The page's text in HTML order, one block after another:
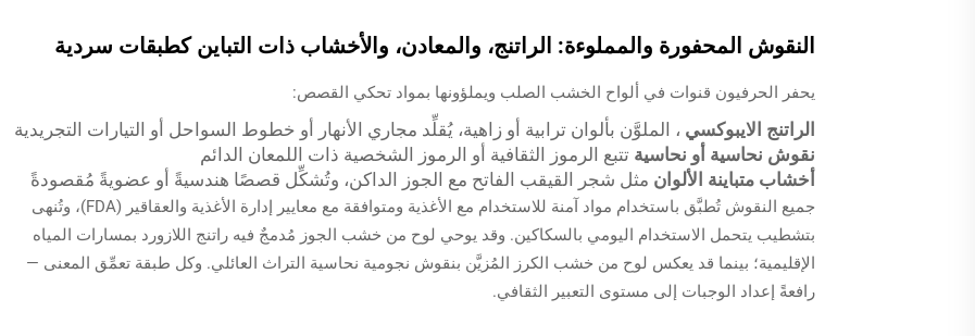
النقوش المحفورة والمملوءة: الراتنج، والمعادن، والأخشاب ذات التباين كطبقات سردية
يحفر الحرفيون قنوات في ألواح الخشب الصلب ويملؤونها بمواد تحكي القصص:
الراتنج الايبوكسي ، الملوَّن بألوان ترابية أو زاهية، يُقلِّد مجاري الأنهار أو خطوط السواحل أو التيارات التجريدية
نقوش نحاسية أو نحاسية تتبع الرموز الثقافية أو الرموز الشخصية ذات اللمعان الدائم
أخشاب متباينة الألوان مثل شجر القيقب الفاتح مع الجوز الداكن، وتُشكِّل قصصًا هندسيةً أو عضويةً مُقصودةً
جميع النقوش تُطبَّق باستخدام مواد آمنة للاستخدام مع الأغذية ومتوافقة مع معايير إدارة الأغذية والعقاقير (FDA)، وتُنهى
بتشطيب يتحمل الاستخدام اليومي بالسكاكين. وقد يوحي لوح من خشب الجوز مُدمجٌ فيه راتنج اللازورد بمسارات المياه
الإقليمية؛ بينما قد يعكس لوح من خشب الكرز المُزيَّن بنقوش نجومية نحاسية التراث العائلي. وكل طبقة تعمِّق المعنى —
رافعةً إعداد الوجبات إلى مستوى التعبير الثقافي.